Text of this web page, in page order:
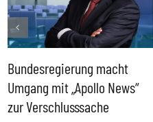
Bundesregierung macht
Umgang mit „Apollo News“
zur Verschlusssache